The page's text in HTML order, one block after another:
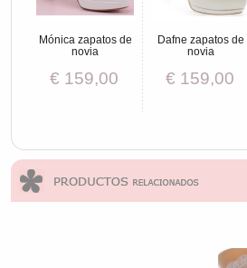
Mónica zapatos de
novia
€ 159,00
Dafne zapatos de
novia
€ 159,00